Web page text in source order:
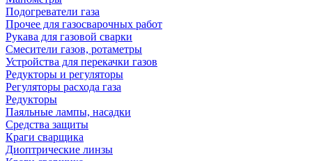
Подогреватели газа
Прочее для газосварочных работ
Рукава для газовой сварки
Смесители газов, ротаметры
Устройства для перекачки газов
Редукторы и регуляторы
Регуляторы расхода газа
Редукторы
Паяльные лампы, насадки
Средства защиты
Краги сварщика
Диоптрические линзы